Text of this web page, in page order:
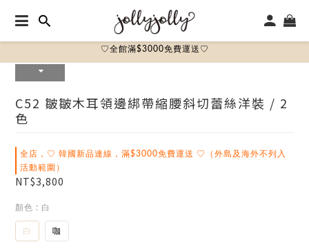
♡全館滿$3000免費運送♡
C52 皺皺木耳領邊綁帶縮腰斜切蕾絲洋裝 / 2
色
全店，♡ 韓國新品連線，滿$3000免費運送 ♡（外島及海外不列入
活動範圍）
NT$3,800
顏色 : 白
白 咖